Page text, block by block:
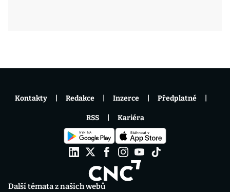
Další témata z našich webů
Kontakty Redakce Inzerce Předplatné
RSS Kariéra